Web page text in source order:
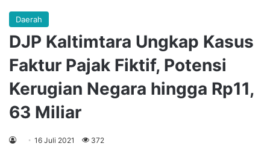
Daerah
DJP Kaltimtara Ungkap Kasus
Faktur Pajak Fiktif, Potensi
Kerugian Negara hingga Rp11,
63 Miliar
16 Juli 2021 372